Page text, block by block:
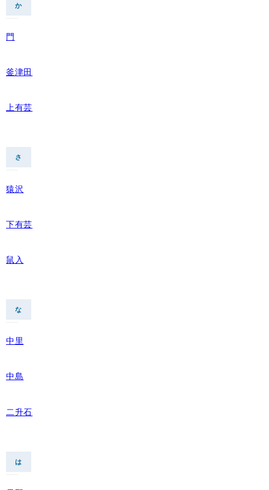
か
門
釜津田
上有芸
さ
猿沢
下有芸
鼠入
な
中里
中島
二升石
は